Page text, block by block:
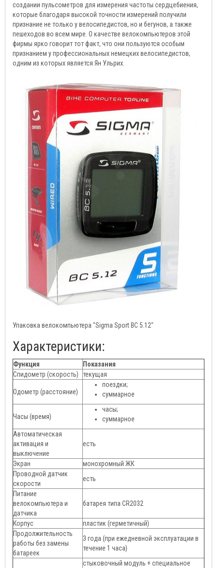
создании пульсометров для измерения частоты сердцебиения,
которые благодаря высокой точности измерений получили
признание не только у велосипедистов, но и бегунов, а также
пешеходов во всем мире. О качестве велокомпьютеров этой
фирмы ярко говорит тот факт, что они пользуются особым
признанием у профессиональных немецких велосипедистов,
одним из которых является Ян Ульрих.
Упаковка велокомпьютера "Sigma Sport BC 5.12"
Характеристики:
Функция
Показания
Спидометр (скорость)
текущая
Одометр (расстояние)
поездки;
суммарное
Часы (время)
часы;
суммарное
Автоматическая
активация и
выключение
есть
Экран
монохромный ЖК
Проводной датчик
скорости
есть
Питание
велокомпьютера и
датчика
батарея типа CR2032
Корпус
пластик (герметичный)
Продолжительность
работы без замены
батареек
3 года (при ежедневной эксплуатации в
течение 1 часа)
стыковочный модуль + специальное